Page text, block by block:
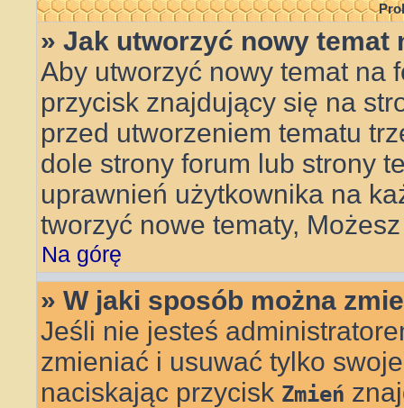
» Jak utworzyć nowy temat
Aby utworzyć nowy temat na
przycisk znajdujący się na
przed utworzeniem tematu
dole strony forum lub strony
uprawnień użytkownika na
tworzyć nowe tematy,
Na górę
» W jaki sposób można
Jeśli nie jesteś
zmieniać i usuwać tylko
naciskając przycisk Zmień